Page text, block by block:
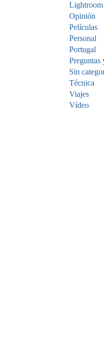
Lightroom
Opinión
Películas
Personal
Portugal
Preguntas
Sin
Técnica
Viajes
Vídeo